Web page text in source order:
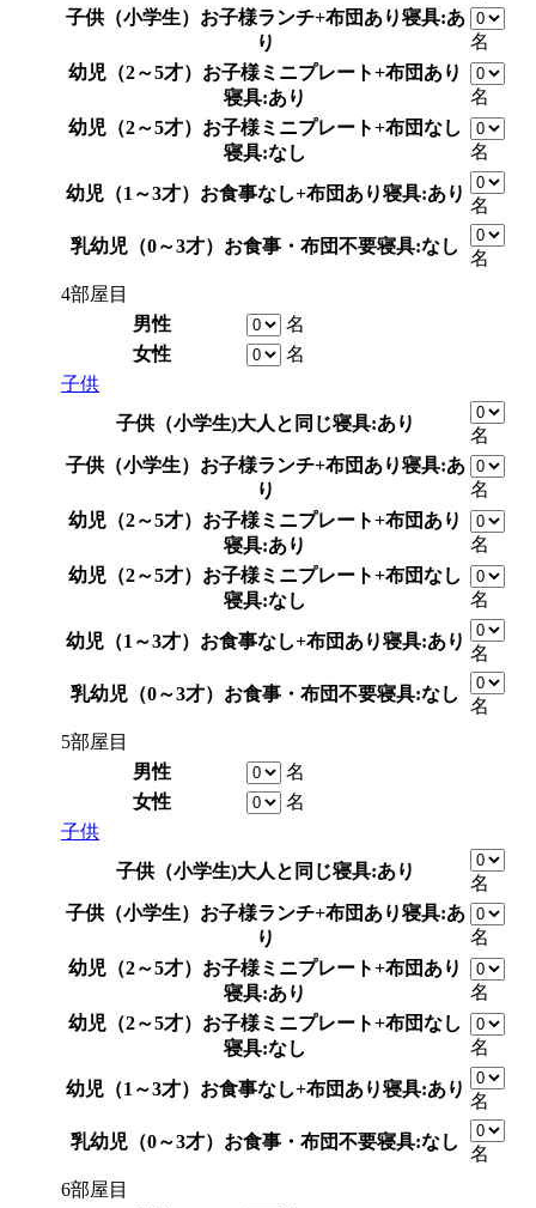
子供（小学生） お子様ランチ+布団あり寝具:あ
り
名
幼児（2～5才） お子様ミニプレート+布団あり
寝具:あり
名
幼児（2～5才） お子様ミニプレート+布団なし
寝具:なし
名
幼児（1～3才） お食事なし+布団あり寝具:あり
名
乳幼児（0～3才） お食事・布団不要寝具:なし
名
4部屋目
男性
名
女性
名
子供
子供（小学生)大人と同じ寝具:あり
名
子供（小学生） お子様ランチ+布団あり寝具:あ
り
名
幼児（2～5才） お子様ミニプレート+布団あり
寝具:あり
名
幼児（2～5才） お子様ミニプレート+布団なし
寝具:なし
名
幼児（1～3才） お食事なし+布団あり寝具:あり
名
乳幼児（0～3才） お食事・布団不要寝具:なし
名
5部屋目
男性
名
女性
名
子供
子供（小学生)大人と同じ寝具:あり
名
子供（小学生） お子様ランチ+布団あり寝具:あ
り
名
幼児（2～5才） お子様ミニプレート+布団あり
寝具:あり
名
幼児（2～5才） お子様ミニプレート+布団なし
寝具:なし
名
幼児（1～3才） お食事なし+布団あり寝具:あり
名
乳幼児（0～3才） お食事・布団不要寝具:なし
名
6部屋目